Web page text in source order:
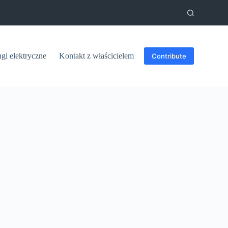
elektryczne Kontakt z właścicielem Contribute